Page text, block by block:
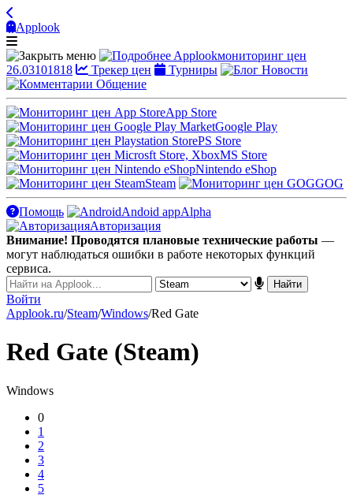
Applook
Applookмониторинг цен
26.03101818
Трекер цен Турниры
Новости
Общение
App Store
Google Play
PS Store
MS Store
Nintendo eShop
Steam
GOG
Помощь Andoid appAlpha
Авторизация
Внимание! Проводятся плановые технические работы —
могут наблюдаться ошибки в работе некоторых функций
сервиса.
Войти
Applook.ru/Steam/Windows/Red Gate
Red Gate (Steam)
Windows
0
1
2
3
4
5